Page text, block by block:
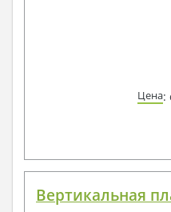
Цена:
Вертикальная